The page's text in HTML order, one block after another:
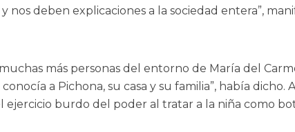
deben explicaciones a la sociedad entera”,
más personas del entorno de María del
a Pichona, su casa y su familia”, había dicho.
ejercicio burdo del poder al tratar a la niña como